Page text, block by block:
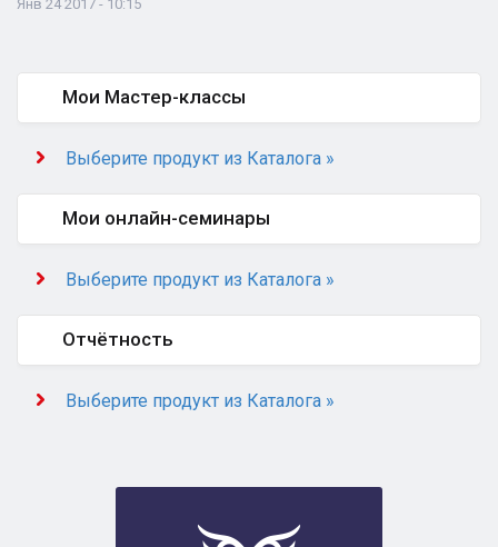
Янв 24 2017 - 10:15
Мои Мастер-классы
Выберите продукт из Каталога »
Мои онлайн-семинары
Выберите продукт из Каталога »
Отчётность
Выберите продукт из Каталога »